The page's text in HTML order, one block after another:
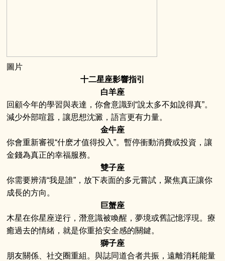
圖片
十二星座影響指引
白羊座
回顧今年的學習與表達，你會意識到“說太多不如說得真”。
減少外部喧囂，讓思想沈澱，語言更有力量。
金牛座
你會重新審視“什麽才值得投入”。暫停衝動消費或投資，讓
金錢為真正的幸福服務。
雙子座
你需要辨清“我是誰”，放下表面的多元嘗試，聚焦真正讓你
成長的方向。
巨蟹座
木星在你星座逆行，潛意識被喚醒，夢境或舊記憶浮現。療
癒過去的情緒，就是你重拾安全感的關鍵。
獅子座
朋友關係、社交圈重組。與誌同道合者共振，遠離消耗能量